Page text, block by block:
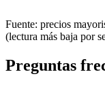
Fuente: precios
(lectura más baja por
Preguntas